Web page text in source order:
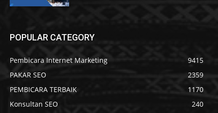
POPULAR CATEGORY
Pembicara Internet Marketing
9415
PAKAR SEO
2359
PEMBICARA TERBAIK
1170
Konsultan SEO
240